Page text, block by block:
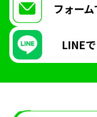
フォーム
LINEで